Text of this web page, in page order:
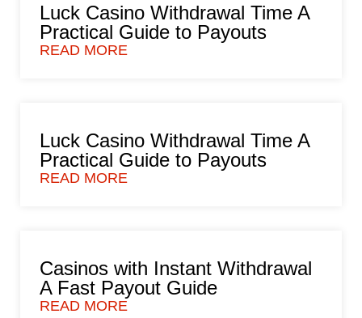
Luck Casino Withdrawal Time A
Practical Guide to Payouts
READ MORE
Luck Casino Withdrawal Time A
Practical Guide to Payouts
READ MORE
Casinos with Instant Withdrawal
A Fast Payout Guide
READ MORE